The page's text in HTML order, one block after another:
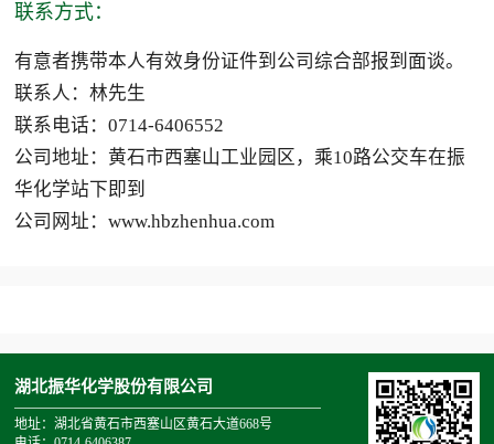
联系方式：
有意者携带本人有效身份证件到公司综合部报到面谈。
联系人：林先生
联系电话：0714-6406552
公司地址：黄石市西塞山工业园区，乘10路公交车在振
华化学站下即到
公司网址：www.hbzhenhua.com
湖北振华化学股份有限公司
地址：湖北省黄石市西塞山区黄石大道668号